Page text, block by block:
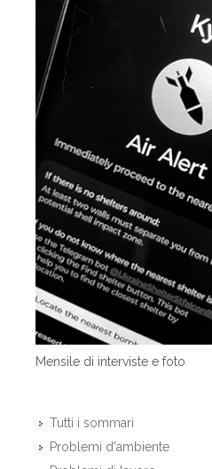
Mensile di interviste e foto
Tutti i sommari
Problemi d'ambiente